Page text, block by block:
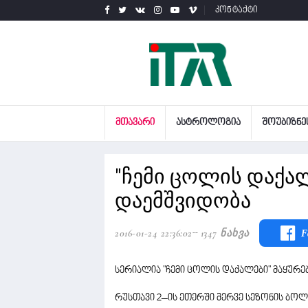
კონტაქტი
ᲛᲗᲐᲕᲐᲠᲘ ᲐᲡᲢᲠᲝᲚᲝᲒᲘᲐ
"ჩემი ცოლის
დაემშვიდობა
2016-01-24 22:36:02 1347 Ნახვა
სერიალია "ჩემი ცოლის დაქალები"
რუსთავი 2–ის ეთერში მერვე სეზონის